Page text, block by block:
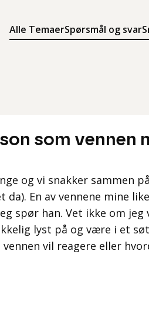
Alle TemaerSpørsmål og svar
Søk
Meny
som vennen
og vi snakker sammen
En av vennene mine
spør han. Vet ikke om jeg
lyst på og være i et
vil reagere eller